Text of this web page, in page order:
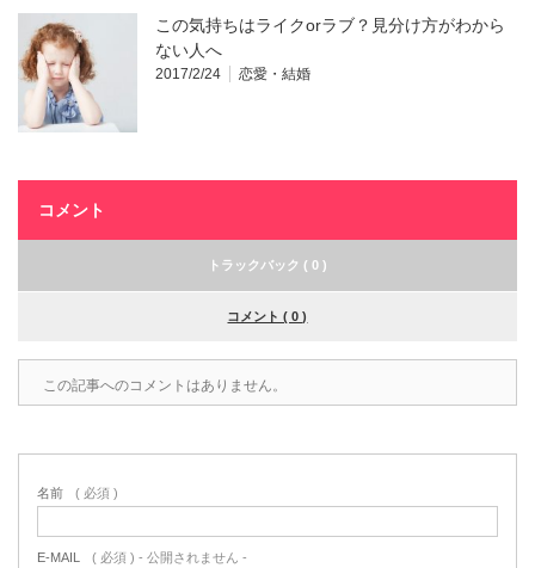
この気持ちはライクorラブ？見分け方がわから
ない人へ
2017/2/24 恋愛・結婚
コメント
トラックバック ( 0 )
コメント ( 0 )
この記事へのコメントはありません。
名前 ( 必須 )
E-MAIL ( 必須 ) - 公開されません -